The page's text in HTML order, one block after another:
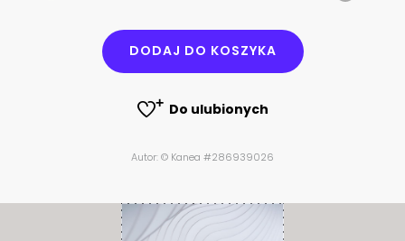
DODAJ DO KOSZYKA
Do ulubionych
Autor: © Kanea #286939026